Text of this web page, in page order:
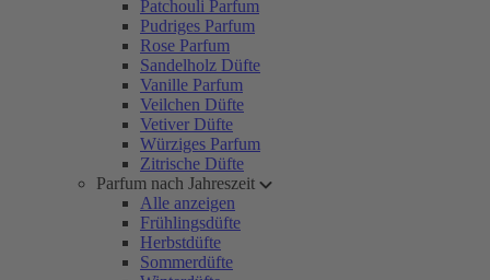
Patchouli Parfum
Pudriges Parfum
Rose Parfum
Sandelholz Düfte
Vanille Parfum
Veilchen Düfte
Vetiver Düfte
Würziges Parfum
Zitrische Düfte
Parfum nach Jahreszeit
Alle anzeigen
Frühlingsdüfte
Herbstdüfte
Sommerdüfte